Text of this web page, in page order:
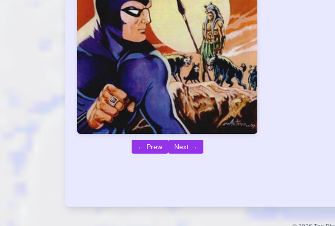
← Prew Next →